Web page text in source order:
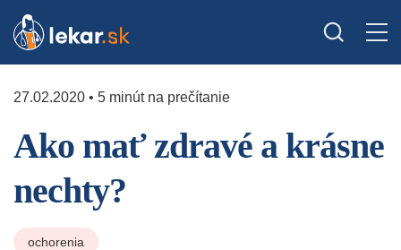
27.02.2020 • 5 minút na prečítanie
Ako mať zdravé a krásne
nechty?
ochorenia